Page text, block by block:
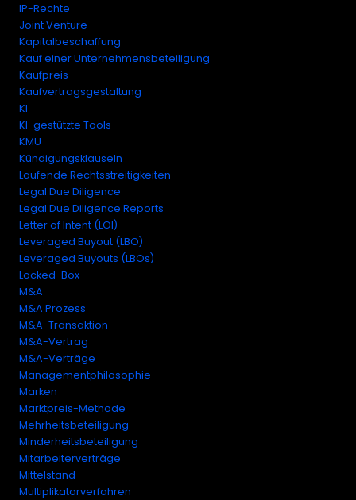
IP-Rechte
Joint Venture
Kapitalbeschaffung
Kauf einer Unternehmensbeteiligung
Kaufpreis
Kaufvertragsgestaltung
KI
KI-gestützte Tools
KMU
Kündigungsklauseln
Laufende Rechtsstreitigkeiten
Legal Due Diligence
Legal Due Diligence Reports
Letter of Intent (LOI)
Leveraged Buyout (LBO)
Leveraged Buyouts (LBOs)
Locked-Box
M&A
M&A Prozess
M&A-Transaktion
M&A-Vertrag
M&A-Verträge
Managementphilosophie
Marken
Marktpreis-Methode
Mehrheitsbeteiligung
Minderheitsbeteiligung
Mitarbeiterverträge
Mittelstand
Multiplikatorverfahren